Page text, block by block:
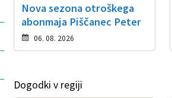
Nova sezona otroškega
abonmaja Piščanec Peter
06. 08. 2026
Dogodki v regiji